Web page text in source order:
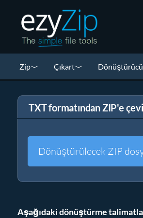
Zip Çıkart Dönüştürücü
TXT formatından ZIP'e
Dönüştürülecek ZIP
Aşağıdaki dönüştürme